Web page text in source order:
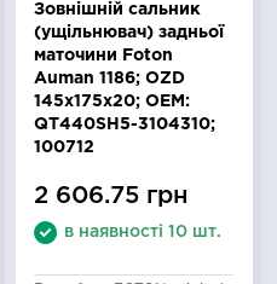
Зовнішній сальник
(ущільнювач) задньої
маточини Foton
Auman 1186; OZD
145x175x20; OEM:
QT440SH5-3104310;
100712
2 606.75 грн
в наявності 10 шт.